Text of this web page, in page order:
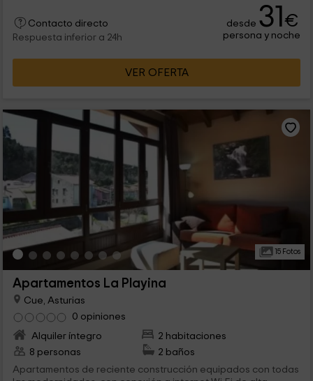
de los dueños que estarán dispuestos a ayudarte y ofrecerte
toda la información que necesites.
Contacto directo
Respuesta inferior a 24h
desde 31€
persona y noche
VER OFERTA
15 Fotos
Apartamentos La Playina
Cue, Asturias
0 opiniones
Alquiler íntegro
2 habitaciones
8 personas
2 baños
Apartamentos de reciente construcción equipados con todas